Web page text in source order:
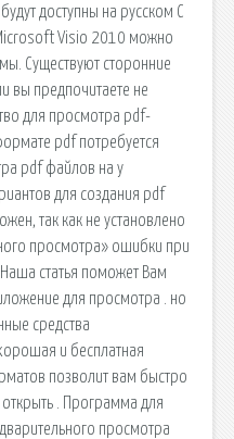
доступны на русском С
Visio 2010 можно
Существуют сторонние
вы предпочитаете не
для просмотра pdf-
pdf потребуется
pdf файлов на у
для создания pdf
так как не установлено
просмотра» ошибки при
статья поможет Вам
для просмотра . но
средства
и бесплатная
позволит вам быстро
. Программа для
просмотра